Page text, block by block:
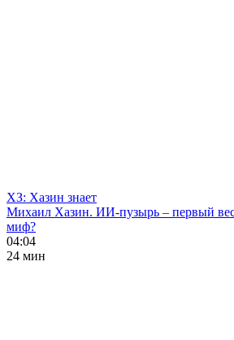
ХЗ: Хазин знает
Михаил Хазин. ИИ-пузырь – первый
миф?
04:04
24 мин